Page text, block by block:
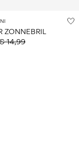
ZONNEBRIL
14,99